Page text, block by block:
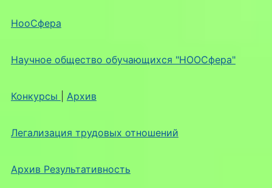
НооСфера
Научное общество обучающихся "НООСфера"
Конкурсы Архив
Легализация трудовых отношений
Архив Результативность